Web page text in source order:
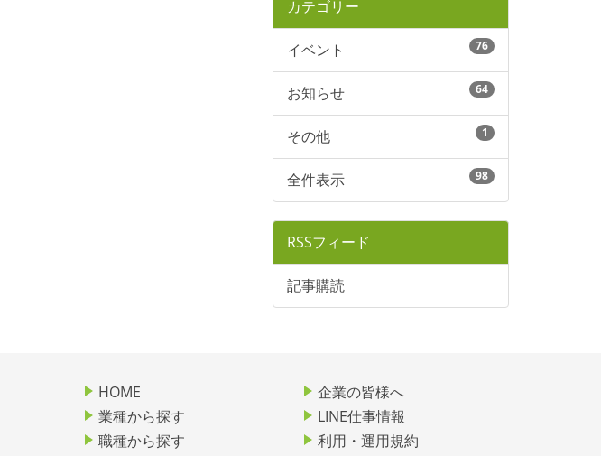
カテゴリー
イベント 76
お知らせ 64
その他 1
全件表示 98
RSSフィード
記事購読
HOME
業種から探す
職種から探す
企業の皆様へ
LINE仕事情報
利用・運用規約